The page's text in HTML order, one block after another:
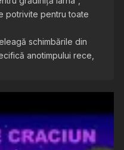
potrivite pentru toate
schimbările din
anotimpului rece,